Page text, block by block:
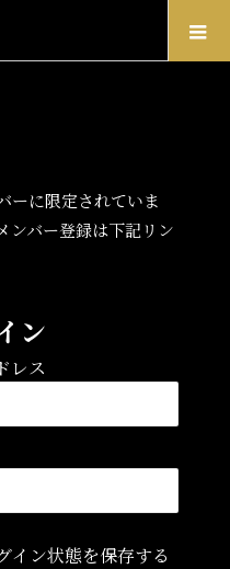
ーに限定されていま
ンバー登録は下記リン
ン
レス
イン状態を保存する